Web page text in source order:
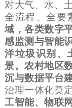
对大气、水、
全流程、全要
域，各类数字
感监测与智能
洋垃圾识别、
景。农村地区
沉与数据平台
治理一体化奠
工智能、物联